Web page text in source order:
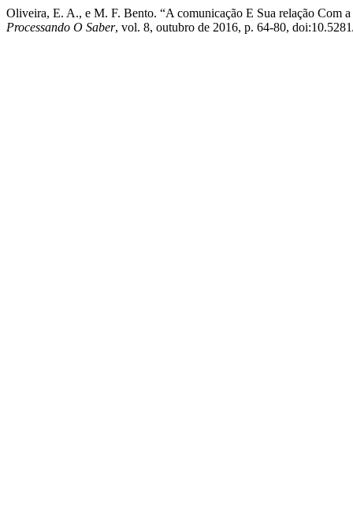
Oliveira, E. A., e M. F. Bento. “A comunicação E Sua relação Com
Processando O Saber, vol. 8, outubro de 2016, p. 64-80,